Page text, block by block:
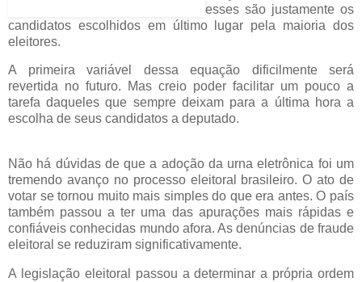
esses são justamente os
candidatos escolhidos em último lugar pela maioria dos
eleitores.
A primeira variável dessa equação dificilmente será
revertida no futuro. Mas creio poder facilitar um pouco a
tarefa daqueles que sempre deixam para a última hora a
escolha de seus candidatos a deputado.
Não há dúvidas de que a adoção da urna eletrônica foi um
tremendo avanço no processo eleitoral brasileiro. O ato de
votar se tornou muito mais simples do que era antes. O país
também passou a ter uma das apurações mais rápidas e
confiáveis conhecidas mundo afora. As denúncias de fraude
eleitoral se reduziram significativamente.
A legislação eleitoral passou a determinar a própria ordem